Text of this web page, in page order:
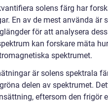
solens färg har
En av de mest använda är
för att analysera
kan forskare mäta
spektrumet.
är solens spektrala
delen av spektrumet.
eftersom den frigör